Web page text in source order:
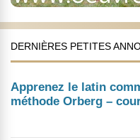
DERNIÈRES PETITES
Apprenez le latin
méthode Orberg –